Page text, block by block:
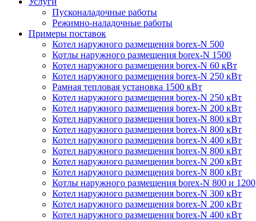
Пусконаладочные работы
Режимно-наладочные работы
Примеры поставок
Котел наружного размещения borex-N 500
Котлы наружного размещения borex-N 1500
Котел наружного размещения borex-N 60 кВт
Котел наружного размещения borex-N 250 кВт
Рамная тепловая установка 1500 кВт
Котел наружного размещения borex-N 250 кВт
Котел наружного размещения borex-N 200 кВт
Котел наружного размещения borex-N 800 кВт
Котел наружного размещения borex-N 800 кВт
Котел наружного размещения borex-N 400 кВт
Котел наружного размещения borex-N 800 кВт
Котел наружного размещения borex-N 200 кВт
Котел наружного размещения borex-N 800 кВт
Котлы наружного размещения borex-N 800 и 1200
Котел наружного размещения borex-N 300 кВт
Котел наружного размещения borex-N 200 кВт
Котел наружного размещения borex-N 400 кВт